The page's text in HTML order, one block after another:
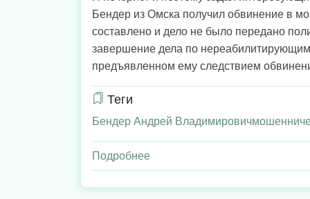
Бендер из Омска получил обвинение в
составлено и дело не было передано
завершение дела по
предъявленном ему следствием
Теги
Бендер Андрей Владимирович
Подробнее
Бендер
Андрей